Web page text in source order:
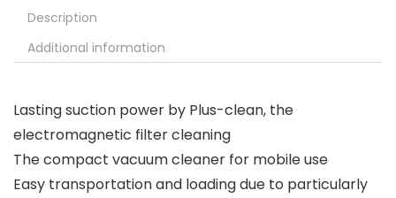
Description
Additional information
Lasting suction power by Plus-clean, the
electromagnetic filter cleaning
The compact vacuum cleaner for mobile use
Easy transportation and loading due to particularly